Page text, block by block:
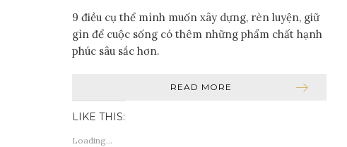
9 điều cụ thể mình muốn xây dựng, rèn luyện, giữ
gìn để cuộc sống có thêm những phẩm chất hạnh
phúc sâu sắc hơn.
READ MORE
LIKE THIS:
Loading...